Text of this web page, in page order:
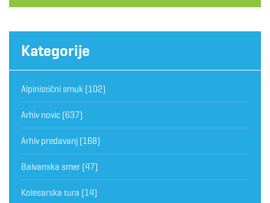
Kategorije
Alpinistični smuk (102)
Arhiv novic (637)
Arhiv predavanj (168)
Balvanska smer (47)
Kolesarska tura (14)